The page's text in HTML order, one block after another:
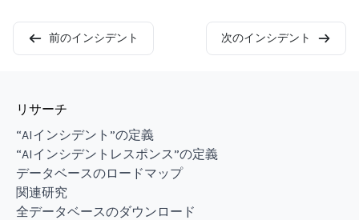
前のインシデント 次のインシデント
リサーチ
“AIインシデント”の定義
“AIインシデントレスポンス”の定義
データベースのロードマップ
関連研究
全データベースのダウンロード